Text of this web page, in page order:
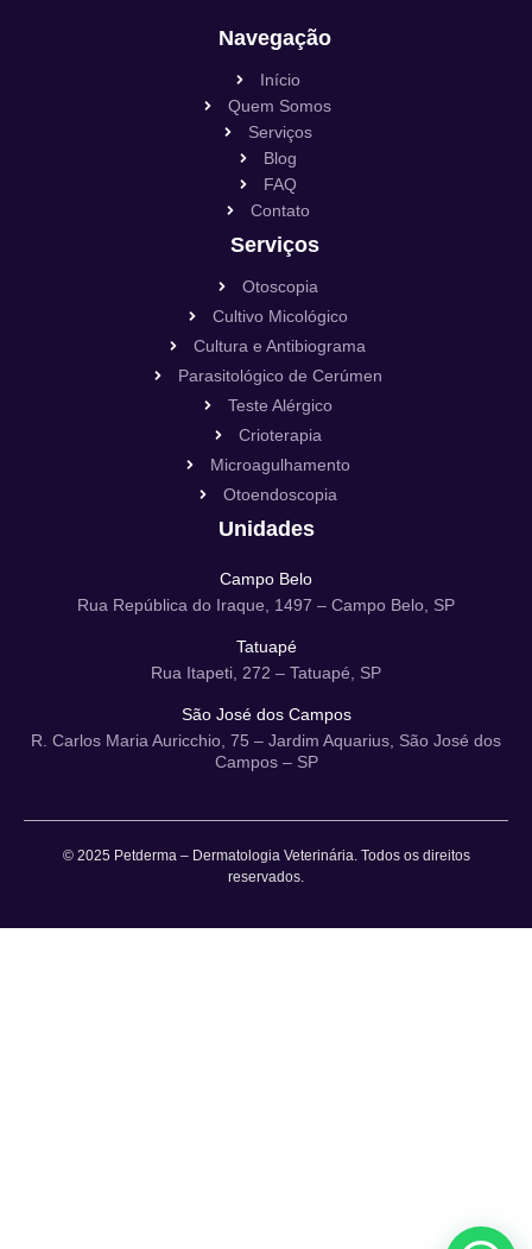
Navegação
Início
Quem Somos
Serviços
Blog
FAQ
Contato
Serviços
Otoscopia
Cultivo Micológico
Cultura e Antibiograma
Parasitológico de Cerúmen
Teste Alérgico
Crioterapia
Microagulhamento
Otoendoscopia
Unidades
Campo Belo
Rua República do Iraque, 1497 – Campo Belo, SP
Tatuapé
Rua Itapeti, 272 – Tatuapé, SP
São José dos Campos
R. Carlos Maria Auricchio, 75 – Jardim Aquarius, São José dos
Campos – SP
© 2025 Petderma – Dermatologia Veterinária. Todos os direitos
reservados.